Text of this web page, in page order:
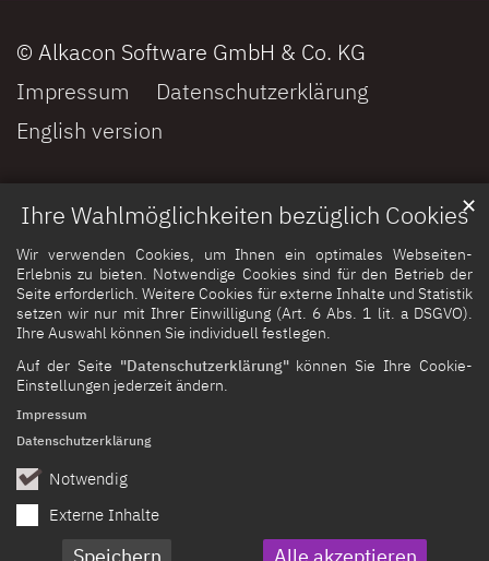
Ihre Wahlmöglichkeiten bezüglich Cookies
Wir verwenden Cookies, um Ihnen ein optimales Webseiten-
Erlebnis zu bieten. Notwendige Cookies sind für den Betrieb der
Seite erforderlich. Weitere Cookies für externe Inhalte und Statistik
setzen wir nur mit Ihrer Einwilligung (Art. 6 Abs. 1 lit. a DSGVO).
Ihre Auswahl können Sie individuell festlegen.
Auf der Seite "Datenschutzerklärung"können Sie Ihre Cookie-
Einstellungen jederzeit ändern.
Notwendig
Externe Inhalte
Speichern Alle akzeptieren
✕
Impressum
Datenschutzerklärung
© Alkacon Software GmbH & Co. KG
Impressum
Datenschutzerklärung
English version